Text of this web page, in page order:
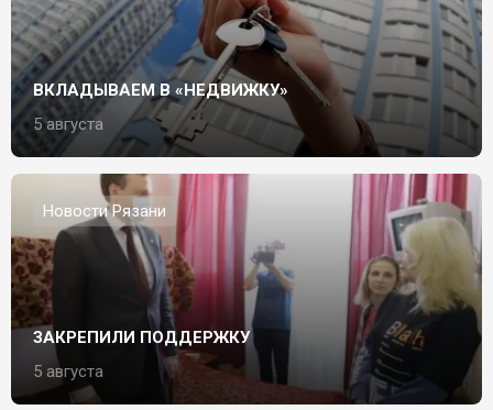
ВКЛАДЫВАЕМ В «НЕДВИЖКУ»
5 августа
Новости Рязани
ЗАКРЕПИЛИ ПОДДЕРЖКУ
5 августа